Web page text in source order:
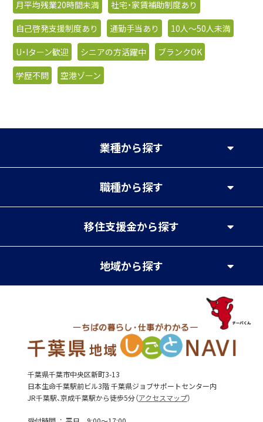
月平均残業20時間未満
社宅・家賃補助制度あり
自己啓発支援制度あり
通勤手当あり
10人〜50人未満
U・Iターン歓迎
シニアの方活躍中
ブランクOK
学歴不問
空港ゾーン
業種から探す
職種から探す
移住支援金から探す
地域から探す
千葉県千葉市中央区新町3-13
日本生命千葉駅前ビル3階 千葉県ジョブサポートセンター内
JR千葉駅、京成千葉駅から徒歩5分（アクセスマップ）